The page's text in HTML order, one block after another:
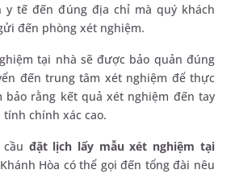
y tế đến đúng địa chỉ mà quý khách
đến phòng xét nghiệm.
tại nhà sẽ được bảo quản đúng
đến trung tâm xét nghiệm để thực
bảo rằng kết quả xét nghiệm đến tay
chính xác cao.
đặt lịch lấy mẫu xét nghiệm tại
Khánh Hòa có thể gọi đến tổng đài nêu